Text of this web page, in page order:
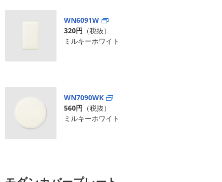
WN6091W
320円 （税抜）
ミルキーホワイト
WN7090WK
560円 （税抜）
ミルキーホワイト